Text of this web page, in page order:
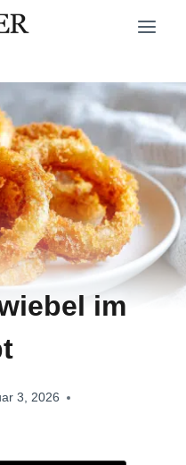
im
3, 2026